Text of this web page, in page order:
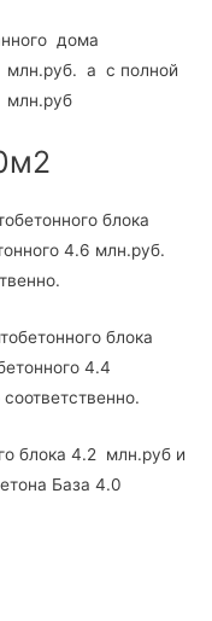
дома
млн.руб. а с полной
млн.руб
блока
4.6 млн.руб.
блока
4.4
блока 4.2 млн.руб и
База 4.0